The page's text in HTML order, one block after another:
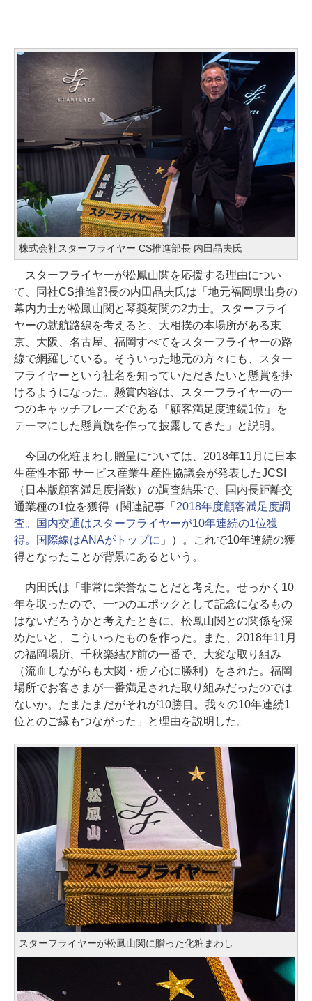
株式会社スターフライヤー CS推進部長 内田晶夫氏
スターフライヤーが松鳳山関を応援する理由につい
て、同社CS推進部長の内田晶夫氏は「地元福岡県出身の
幕内力士が松鳳山関と琴奨菊関の2力士。スターフライ
ヤーの就航路線を考えると、大相撲の本場所がある東
京、大阪、名古屋、福岡すべてをスターフライヤーの路
線で網羅している。そういった地元の方々にも、スター
フライヤーという社名を知っていただきたいと懸賞を掛
けるようになった。懸賞内容は、スターフライヤーの一
つのキャッチフレーズである『顧客満足度連続1位』を
テーマにした懸賞旗を作って披露してきた」と説明。
今回の化粧まわし贈呈については、2018年11月に日本
生産性本部 サービス産業生産性協議会が発表したJCSI
（日本版顧客満足度指数）の調査結果で、国内長距離交
通業種の1位を獲得（関連記事「 2018年度顧客満足度調
査。国内交通はスターフライヤーが10年連続の1位獲
得。国際線はANAがトップに 」）。これで10年連続の獲
得となったことが背景にあるという。
内田氏は「非常に栄誉なことだと考えた。せっかく10
年を取ったので、一つのエポックとして記念になるもの
はないだろうかと考えたときに、松鳳山関との関係を深
めたいと、こういったものを作った。また、2018年11月
の福岡場所、千秋楽結び前の一番で、大変な取り組み
（流血しながらも大関・栃ノ心に勝利）をされた。福岡
場所でお客さまが一番満足された取り組みだったのでは
ないか。たまたまだがそれが10勝目。我々の10年連続1
位とのご縁もつながった」と理由を説明した。
スターフライヤーが松鳳山関に贈った化粧まわし